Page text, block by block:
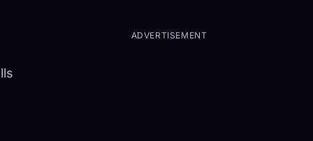
ADVERTISEMENT